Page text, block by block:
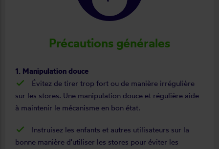
Précautions générales
1. Manipulation douce
Évitez de tirer trop fort ou de manière irrégulière
sur les stores. Une manipulation douce et régulière aide
à maintenir le mécanisme en bon état.
Instruisez les enfants et autres utilisateurs sur la
bonne manière d'utiliser les stores pour éviter les